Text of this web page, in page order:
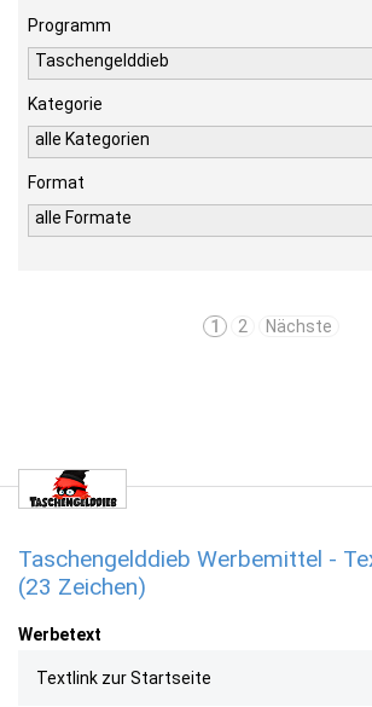
Programm
Taschengelddieb
Kategorie
alle Kategorien
Format
alle Formate
1 2 Nächste
Taschengelddieb Werbemittel -
(23 Zeichen)
Werbetext
Textlink zur Startseite